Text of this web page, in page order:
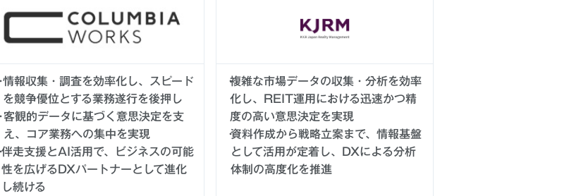
情報収集・調査を効率化し、スピード
を競争優位とする業務遂行を後押し
客観的データに基づく意思決定を支
え、コア業務への集中を実現
伴走支援とAI活用で、ビジネスの可能
性を広げるDXパートナーとして進化
し続ける
複雑な市場データの収集・分析を効率
化し、REIT運用における迅速かつ精
度の高い意思決定を実現
資料作成から戦略立案まで、情報基盤
として活用が定着し、DXによる分析
体制の高度化を推進